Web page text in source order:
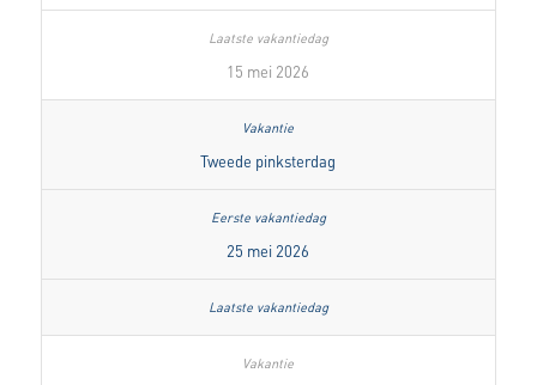
15 mei 2026
Tweede pinksterdag
25 mei 2026